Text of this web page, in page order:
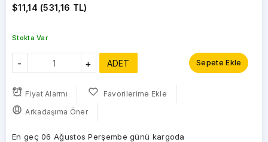
$11,14 (531,16 TL)
Stokta Var
- + ADET Sepete Ekle
Fiyat Alarmı
Favorilerime Ekle
Arkadaşıma Öner
En geç 06 Ağustos Perşembe günü kargoda